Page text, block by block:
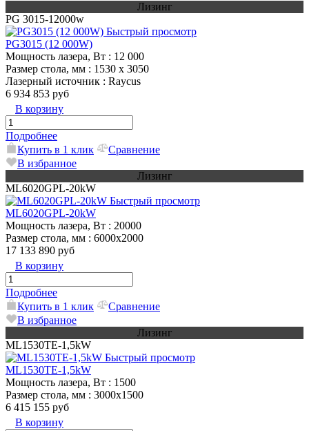
Лизинг
PG 3015-12000w
Быстрый просмотр
PG3015 (12 000W)
Мощность лазера, Вт : 12 000
Размер стола, мм : 1530 x 3050
Лазерный источник : Raycus
6 934 853 руб
В корзину
Подробнее
Купить в 1 клик
Сравнение
В избранное
Лизинг
ML6020GPL-20kW
Быстрый просмотр
ML6020GPL-20kW
Мощность лазера, Вт : 20000
Размер стола, мм : 6000х2000
17 133 890 руб
В корзину
Подробнее
Купить в 1 клик
Сравнение
В избранное
Лизинг
МL1530TE-1,5kW
Быстрый просмотр
МL1530TE-1,5kW
Мощность лазера, Вт : 1500
Размер стола, мм : 3000х1500
6 415 155 руб
В корзину